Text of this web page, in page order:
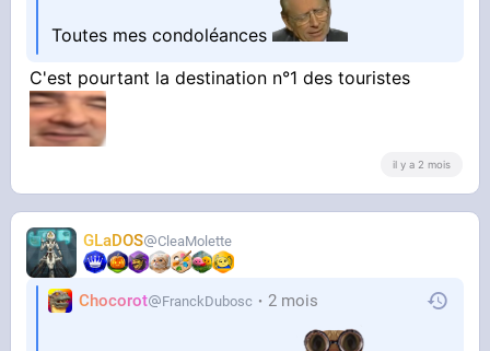
Toutes mes condoléances
C'est pourtant la destination n°1 des touristes
il y a 2 mois
GLaDOS CleaMolette
Chocorot FranckDubosc 2 mois